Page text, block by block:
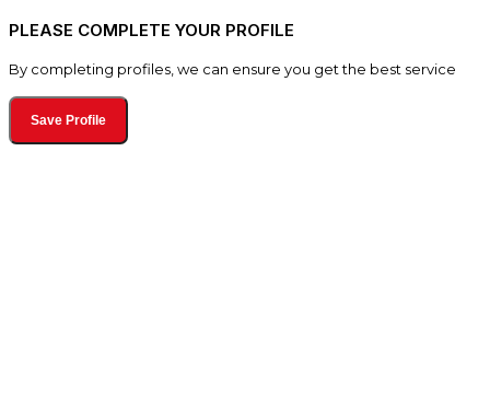
PLEASE COMPLETE YOUR PROFILE
By completing profiles, we can ensure you get the best service
Save Profile